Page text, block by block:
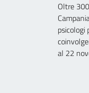
Oltre
psicologi
al 22